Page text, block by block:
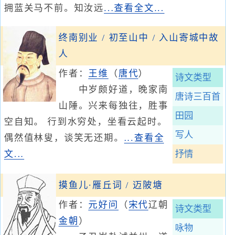
拥蓝关马不前。知汝远 ...查看全文...
终南别业 / 初至山中 / 入山寄城中故
人
诗文类型
唐诗三百首
田园
写人
抒情
作者： 王维 （ 唐代）
中岁颇好道，晚家南
山陲。兴来每独往，胜事
空自知。 行到水穷处，坐看云起时。
偶然值林叟，谈笑无还期。 ...查看全
文...
摸鱼儿·雁丘词 / 迈陂塘
诗文类型
咏物
作者： 元好问 （ 宋代辽朝
金朝 ）